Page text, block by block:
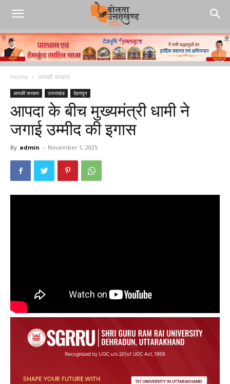
Home आपकी सरकार
आपकी सरकार उत्तराखंड देहरादून
आपदा के बीच मुख्यमंत्री धामी ने
जगाई उम्मीद की इगास
By admin - November 1, 2025